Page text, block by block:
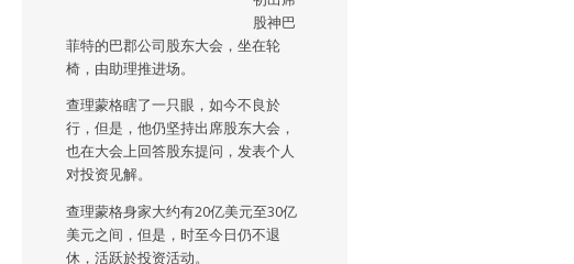
股神巴
菲特的巴郡公司股东大会，坐在轮
椅，由助理推进场。
查理蒙格瞎了一只眼，如今不良於
行，但是，他仍坚持出席股东大会，
也在大会上回答股东提问，发表个人
对投资见解。
查理蒙格身家大约有20亿美元至30亿
美元之间，但是，时至今日仍不退
休，活跃於投资活动。